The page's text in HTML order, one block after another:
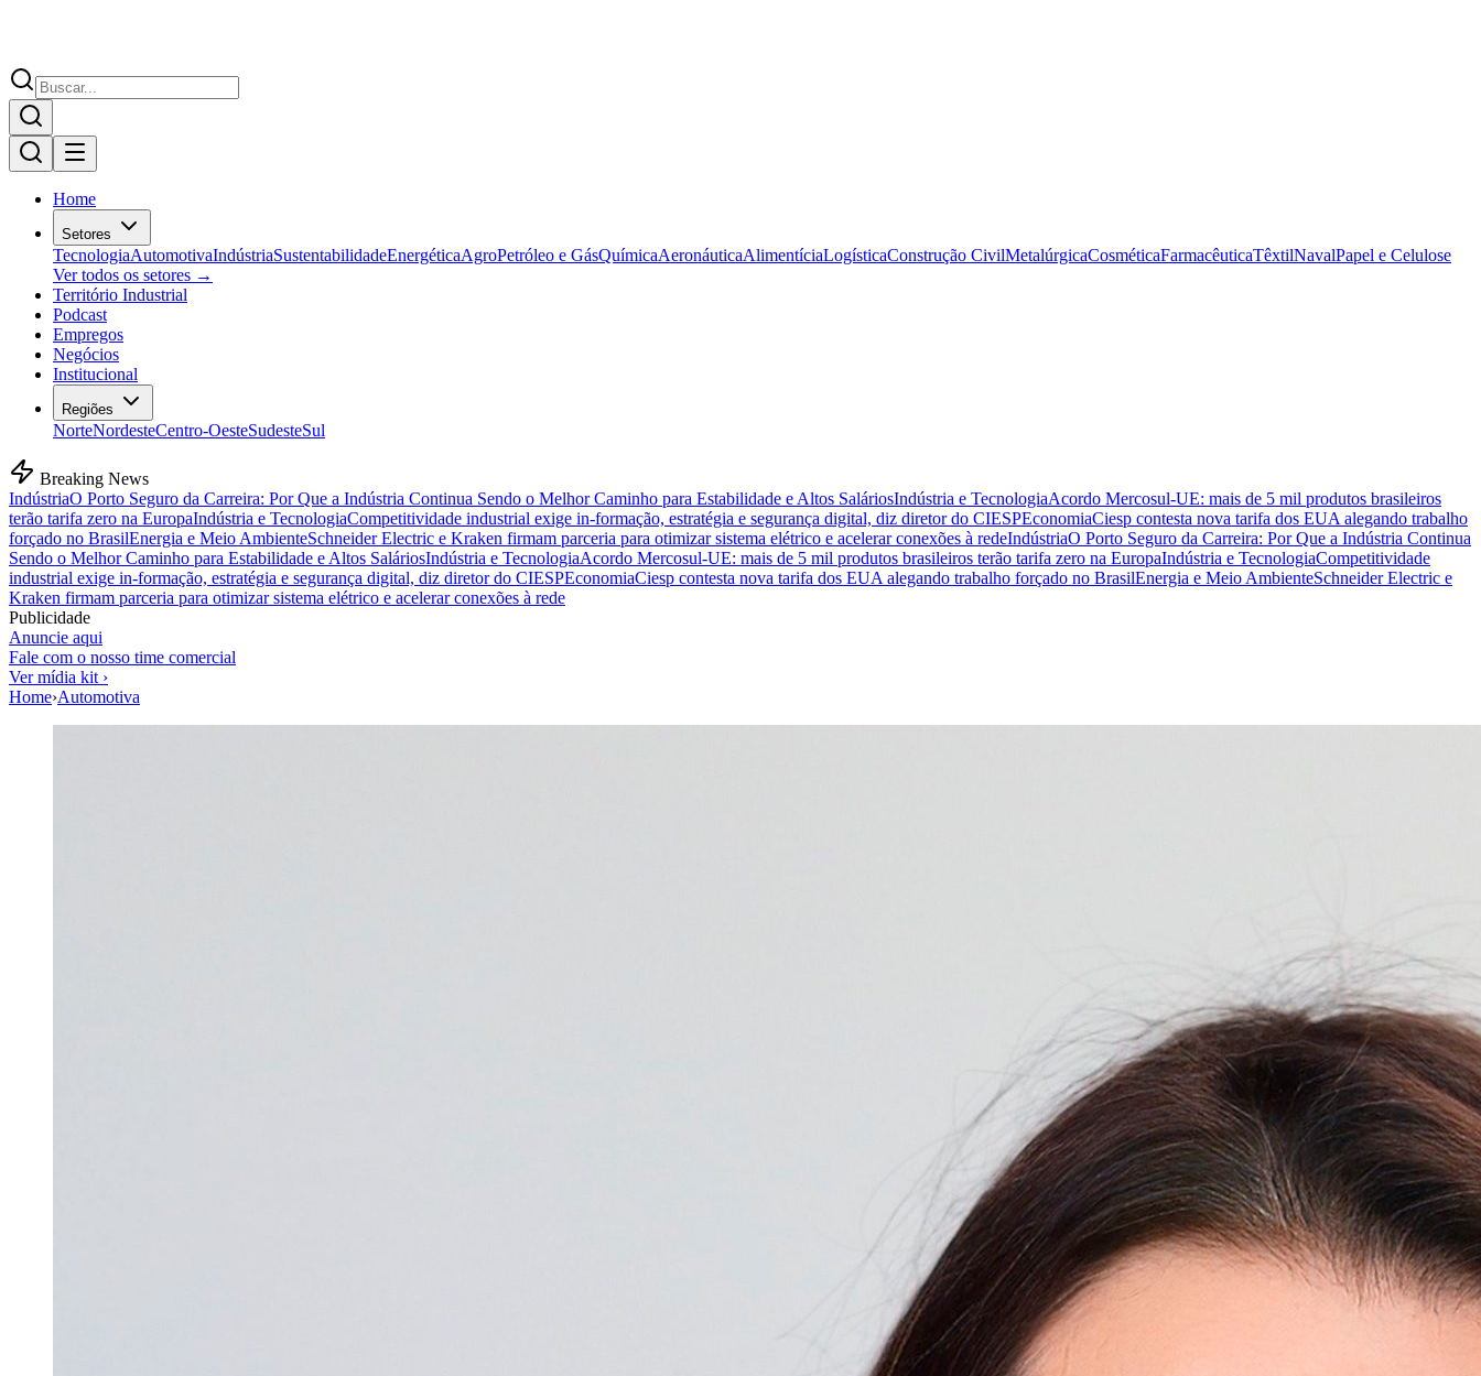
Home
Setores
TecnologiaAutomotivaIndústriaSustentabilidadeEnergéticaAgroPetróleo e GásQuímicaAeronáuticaAlimentíciaLogísticaConstrução CivilMetalúrgicaCosméticaFarmacêuticaTêxtilNavalPapel e Celulose
Ver todos os setores →
Território Industrial
Podcast
Empregos
Negócios
Institucional
Regiões
NorteNordesteCentro-OesteSudesteSul
Breaking News
IndústriaO Porto Seguro da Carreira: Por Que a Indústria Continua Sendo o Melhor Caminho para Estabilidade e Altos SaláriosIndústria e TecnologiaAcordo Mercosul-UE: mais de 5 mil produtos brasileiros
terão tarifa zero na EuropaIndústria e TecnologiaCompetitividade industrial exige in-formação, estratégia e segurança digital, diz diretor do CIESPEconomiaCiesp contesta nova tarifa dos EUA alegando trabalho
forçado no BrasilEnergia e Meio AmbienteSchneider Electric e Kraken firmam parceria para otimizar sistema elétrico e acelerar conexões à redeIndústriaO Porto Seguro da Carreira: Por Que a Indústria Continua
Sendo o Melhor Caminho para Estabilidade e Altos SaláriosIndústria e TecnologiaAcordo Mercosul-UE: mais de 5 mil produtos brasileiros terão tarifa zero na EuropaIndústria e TecnologiaCompetitividade
industrial exige in-formação, estratégia e segurança digital, diz diretor do CIESPEconomiaCiesp contesta nova tarifa dos EUA alegando trabalho forçado no BrasilEnergia e Meio AmbienteSchneider Electric e
Kraken firmam parceria para otimizar sistema elétrico e acelerar conexões à rede
Publicidade
Anuncie aqui
Fale com o nosso time comercial
Ver mídia kit ›
Home›Automotiva